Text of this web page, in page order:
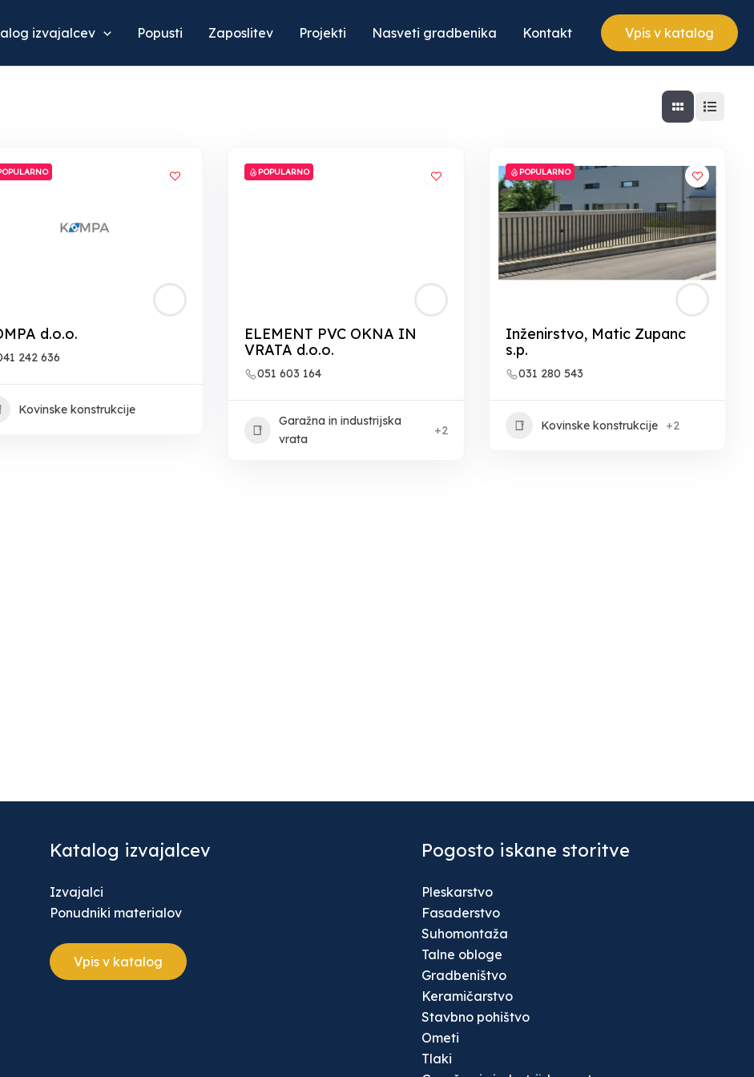
izvajalcev Popusti Zaposlitev Projekti Nasveti gradbenika Kontakt Vpis v katalog
d.o.o.
242 636
Kovinske konstrukcije
POPULARNO
ELEMENT PVC OKNA IN
VRATA d.o.o.
051 603 164
Garažna in industrijska
vrata
+2
POPULARNO
Inženirstvo, Matic Zupanc
s.p.
031 280 543
Kovinske konstrukcije +2
Katalog izvajalcev
Izvajalci
Ponudniki materialov
Vpis v katalog
Pogosto iskane storitve
Pleskarstvo
Fasaderstvo
Suhomontaža
Talne obloge
Gradbeništvo
Keramičarstvo
Stavbno pohištvo
Ometi
Tlaki